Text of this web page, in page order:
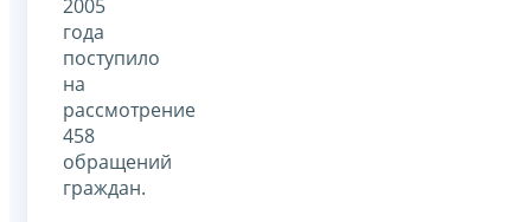
2005
года
поступило
на
рассмотрение
458
обращений
граждан.